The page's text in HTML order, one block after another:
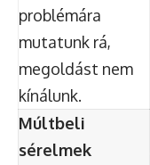
problémára
mutatunk rá,
megoldást nem
kínálunk.
Múltbeli
sérelmek